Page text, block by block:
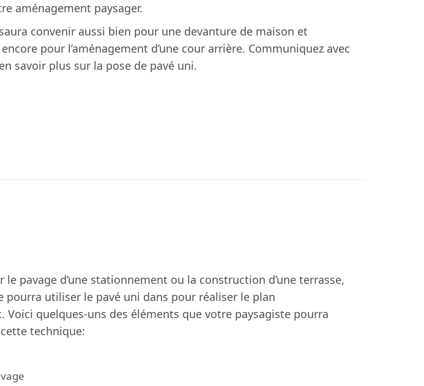
aménagement paysager.
convenir aussi bien pour une devanture de maison et
pour l’aménagement d’une cour arrière. Communiquez avec
savoir plus sur la pose de pavé uni.
le pavage d’une stationnement ou la construction d’une terrasse,
pourra utiliser le pavé uni dans pour réaliser le plan
Voici quelques-uns des éléments que votre paysagiste pourra
technique: